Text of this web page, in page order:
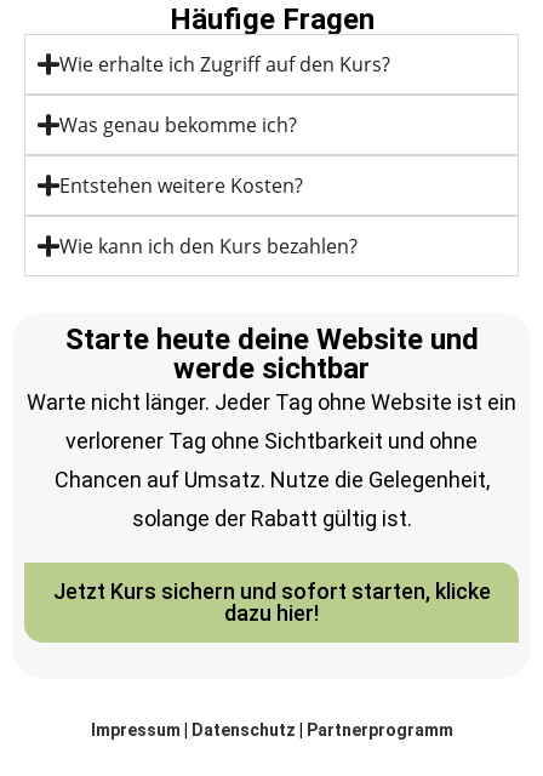
Häufige Fragen
Wie erhalte ich Zugriff auf den Kurs?
Was genau bekomme ich?
Entstehen weitere Kosten?
Wie kann ich den Kurs bezahlen?
Starte heute deine Website und
werde sichtbar
Warte nicht länger. Jeder Tag ohne Website ist ein
verlorener Tag ohne Sichtbarkeit und ohne
Chancen auf Umsatz. Nutze die Gelegenheit,
solange der Rabatt gültig ist.
Jetzt Kurs sichern und sofort starten, klicke
dazu hier!
Impressum | Datenschutz | Partnerprogramm